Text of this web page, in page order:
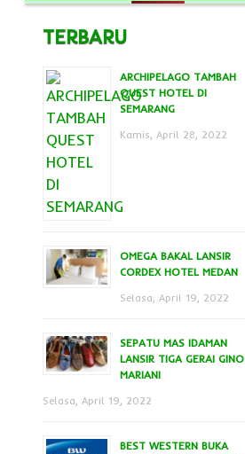
TERBARU
ARCHIPELAGO TAMBAH
QUEST HOTEL DI
SEMARANG
Kamis, April 28, 2022
OMEGA BAKAL LANSIR
CORDEX HOTEL MEDAN
Selasa, April 19, 2022
SEPATU MAS IDAMAN
LANSIR TIGA GERAI GINO
MARIANI
Selasa, April 19, 2022
BEST WESTERN BUKA